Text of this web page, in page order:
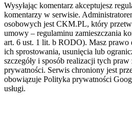
Wysyłając komentarz akceptujesz
komentarzy w serwisie.
osobowych jest CKM.PL, który
umowy – regulaminu zamieszczania
art. 6 ust. 1 lit. b RODO). Masz prawo
ich sprostowania, usunięcia lub
szczegóły i sposób realizacji tych
prywatności. Serwis chroniony jest
obowiązuje Polityka prywatności
usługi.